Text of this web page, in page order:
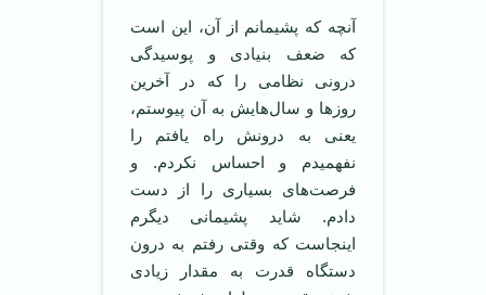
آنچه که پشیمانم از آن، این است
که ضعف بنیادی و پوسیدگی
درونی نظامی را که در آخرین
روز‌ها و سال‌هایش به آن پیوستم،
یعنی به درونش راه یافتم را
نفهمیدم و احساس نکردم. و
فرصت‌های بسیاری را از دست
دادم. شاید پشیمانی دیگرم
اینجاست که وقتی رفتم به درون
دستگاه قدرت به مقدار زیادی